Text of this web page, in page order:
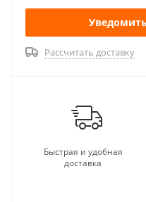
Рассчитать доставку
Быстрая и удобная
доставка